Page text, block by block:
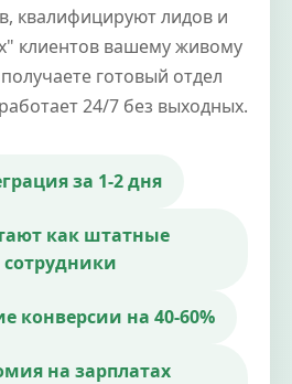
квалифицируют лидов и
клиентов вашему живому
готовый отдел
24/7 без выходных.
за 1-2 дня
как штатные
сотрудники
конверсии на 40-60%
на зарплатах